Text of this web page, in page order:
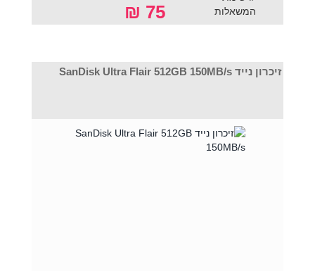
75 ₪
זיכרון נייד SanDisk Ultra Flair 512GB 150MB/s